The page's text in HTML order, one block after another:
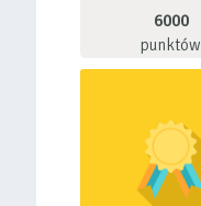
6000
punktów